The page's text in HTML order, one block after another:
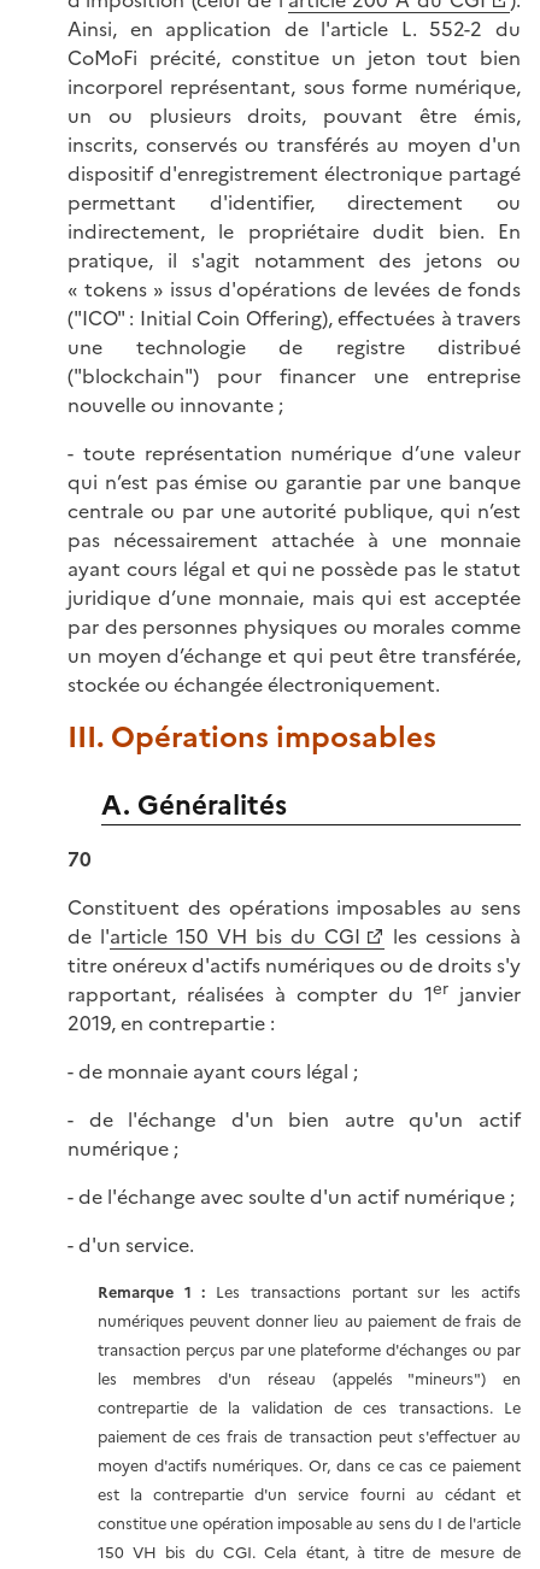
Ainsi, en application de l'article L. 552-2 du
CoMoFi précité, constitue un jeton tout bien
incorporel représentant, sous forme numérique,
un ou plusieurs droits, pouvant être émis,
inscrits, conservés ou transférés au moyen d'un
dispositif d'enregistrement électronique partagé
permettant d'identifier, directement ou
indirectement, le propriétaire dudit bien. En
pratique, il s'agit notamment des jetons ou
« tokens » issus d'opérations de levées de fonds
("ICO" : Initial Coin Offering), effectuées à travers
une technologie de registre distribué
("blockchain") pour financer une entreprise
nouvelle ou innovante ;
- toute représentation numérique d’une valeur
qui n’est pas émise ou garantie par une banque
centrale ou par une autorité publique, qui n’est
pas nécessairement attachée à une monnaie
ayant cours légal et qui ne possède pas le statut
juridique d’une monnaie, mais qui est acceptée
par des personnes physiques ou morales comme
un moyen d’échange et qui peut être transférée,
stockée ou échangée électroniquement.
III. Opérations imposables
A. Généralités
70
Constituent des opérations imposables au sens
de l'article 150 VH bis du CGI
les cessions à
titre onéreux d'actifs numériques ou de droits s'y
rapportant, réalisées à compter du 1er janvier
2019, en contrepartie :
- de monnaie ayant cours légal ;
- de l'échange d'un bien autre qu'un actif
numérique ;
- de l'échange avec soulte d'un actif numérique ;
- d'un service.
Remarque 1 : Les transactions portant sur les actifs
numériques peuvent donner lieu au paiement de frais de
transaction perçus par une plateforme d'échanges ou par
les membres d'un réseau (appelés "mineurs") en
contrepartie de la validation de ces transactions. Le
paiement de ces frais de transaction peut s'effectuer au
moyen d'actifs numériques. Or, dans ce cas ce paiement
est la contrepartie d'un service fourni au cédant et
constitue une opération imposable au sens du I de l'article
150 VH bis du CGI. Cela étant, à titre de mesure de